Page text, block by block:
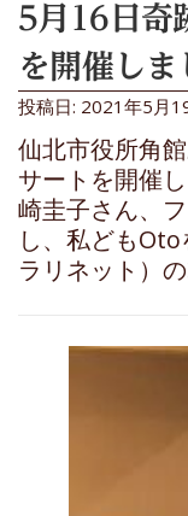
5月16日奇
を開催しま
投稿日: 2021年5月
仙北市役所角
サートを開催
崎圭子さん、
し、私ども
ラリネット）